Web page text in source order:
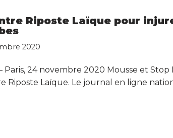
Riposte Laïque pour
2020
Paris, 24 novembre 2020 Mousse et
Riposte Laïque. Le journal en ligne